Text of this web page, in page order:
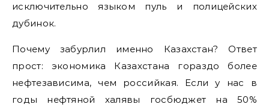
исключительно языком пуль и полицейских
дубинок.
Почему забурлил именно Казахстан? Ответ
прост: экономика Казахстана гораздо более
нефтезависима, чем российкая. Если у нас в
годы нефтяной халявы госбюджет на 50%